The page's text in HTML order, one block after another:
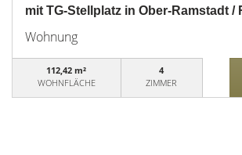
mit TG-Stellplatz in Ober-Ramstadt /
Wohnung
112,42 m²
WOHNFLÄCHE
4
ZIMMER